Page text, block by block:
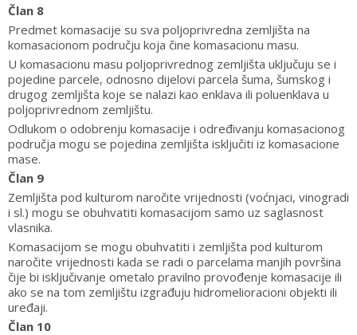
Član 8
Predmet komasacije su sva poljoprivredna zemljišta na
komasacionom području koja čine komasacionu masu.
U komasacionu masu poljoprivrednog zemljišta uključuju se i
pojedine parcele, odnosno dijelovi parcela šuma, šumskog i
drugog zemljišta koje se nalazi kao enklava ili poluenklava u
poljoprivrednom zemljištu.
Odlukom o odobrenju komasacije i određivanju komasacionog
područja mogu se pojedina zemljišta isključiti iz komasacione
mase.
Član 9
Zemljišta pod kulturom naročite vrijednosti (voćnjaci, vinogradi
i sl.) mogu se obuhvatiti komasacijom samo uz saglasnost
vlasnika.
Komasacijom se mogu obuhvatiti i zemljišta pod kulturom
naročite vrijednosti kada se radi o parcelama manjih površina
čije bi isključivanje ometalo pravilno provođenje komasacije ili
ako se na tom zemljištu izgrađuju hidromelioracioni objekti ili
uređaji.
Član 10